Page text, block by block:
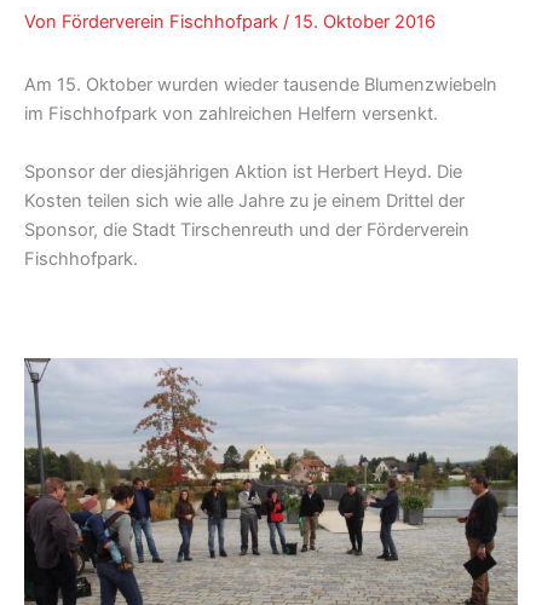
Von Förderverein Fischhofpark / 15. Oktober 2016
Am 15. Oktober wurden wieder tausende Blumenzwiebeln
im Fischhofpark von zahlreichen Helfern versenkt.
Sponsor der diesjährigen Aktion ist Herbert Heyd. Die
Kosten teilen sich wie alle Jahre zu je einem Drittel der
Sponsor, die Stadt Tirschenreuth und der Förderverein
Fischhofpark.